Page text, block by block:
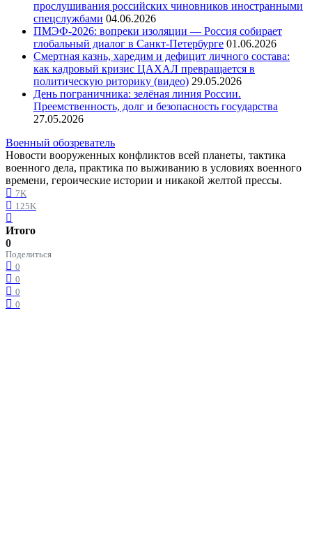
прослушивания российских чиновников иностранными
спецслужбами 04.06.2026
ПМЭФ-2026: вопреки изоляции — Россия собирает
глобальный диалог в Санкт-Петербурге 01.06.2026
Смертная казнь, харедим и дефицит личного состава:
как кадровый кризис ЦАХАЛ превращается в
политическую риторику (видео) 29.05.2026
День пограничника: зелёная линия России.
Преемственность, долг и безопасность государства
27.05.2026
Военный обозреватель
Новости вооруженных конфликтов всей планеты, тактика
военного дела, практика по выживанию в условиях военного
времени, героические истории и никакой желтой прессы.
7K
125K
Итого
0
Поделиться
0
0
0
0